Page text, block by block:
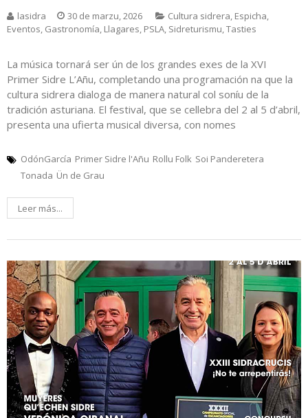
lasidra 30 de marzu, 2026 Cultura sidrera Espicha
Eventos Gastronomía Llagares PSLA Sidreturismu Tasties
La música tornará ser ún de los grandes exes de la XVI
Primer Sidre L’Añu, completando una programación na que la
cultura sidrera dialoga de manera natural col soníu de la
tradición asturiana. El festival, que se cellebra del 2 al 5 d’abril,
presenta una ufierta musical diversa, con nomes
OdónGarcía Primer Sidre l'Añu Rollu Folk Soi Panderetera
Tonada Ün de Grau
Leer más...